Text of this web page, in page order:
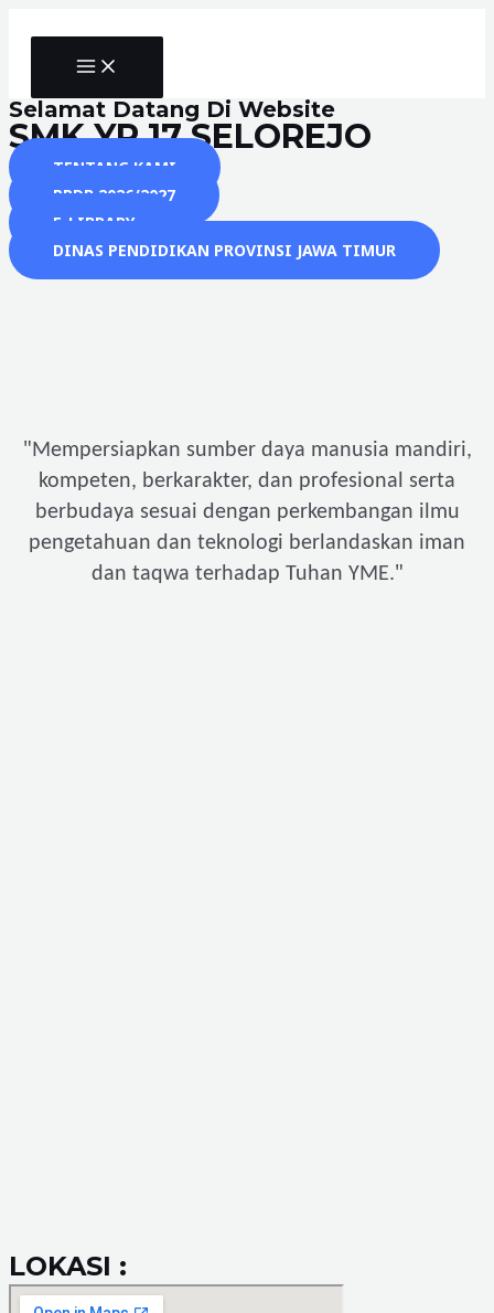
MAIN
MENU
Selamat Datang Di Website
SMK YP 17 SELOREJO
TENTANG KAMI
PPDB 2026/2027
E-LIBRARY
DINAS PENDIDIKAN PROVINSI JAWA TIMUR
"Mempersiapkan sumber daya manusia mandiri,
kompeten, berkarakter, dan profesional serta
berbudaya sesuai dengan perkembangan ilmu
pengetahuan dan teknologi berlandaskan iman
dan taqwa terhadap Tuhan YME."
LOKASI :